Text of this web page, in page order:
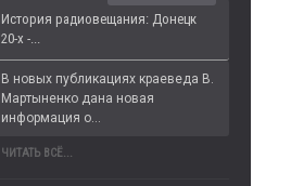
История радиовещания: Донецк
20-х -...
В новых публикациях краеведа В.
Мартыненко дана новая
информация о...
ЧИТАТЬ ВСЁ...